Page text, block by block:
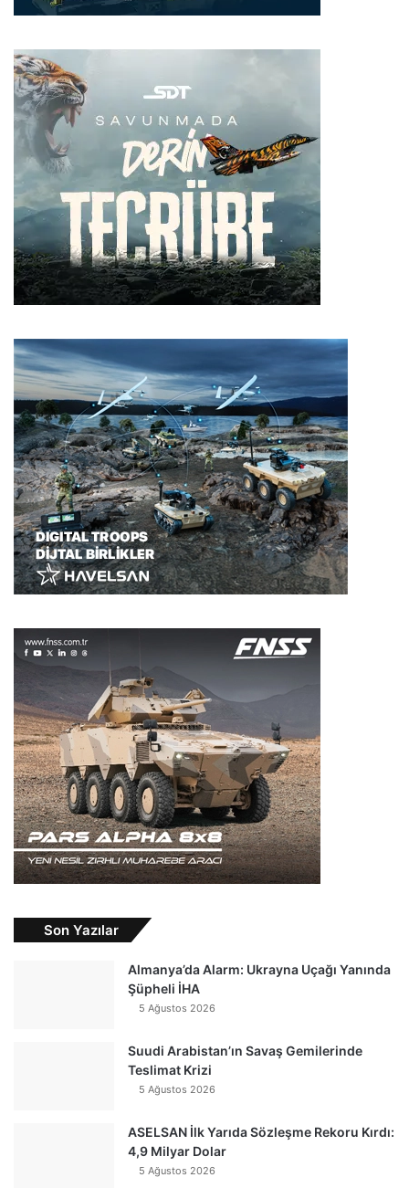
Son Yazılar
Almanya’da Alarm: Ukrayna Uçağı Yanında
Şüpheli İHA
5 Ağustos 2026
Suudi Arabistan’ın Savaş Gemilerinde
Teslimat Krizi
5 Ağustos 2026
ASELSAN İlk Yarıda Sözleşme Rekoru Kırdı:
4,9 Milyar Dolar
5 Ağustos 2026